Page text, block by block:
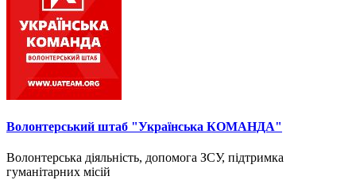
Волонтерський штаб "Українська КОМАНДА"
Волонтерська діяльність, допомога ЗСУ, підтримка
гуманітарних місій